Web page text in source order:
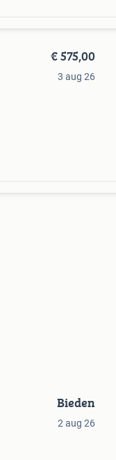
€ 575,00
3 aug 26
Bieden
2 aug 26